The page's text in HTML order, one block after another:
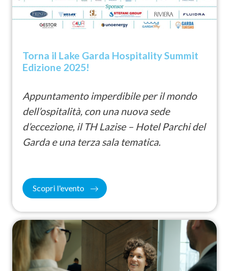
Torna il Lake Garda Hospitality Summit
Edizione 2025!
Appuntamento imperdibile per il mondo
dell’ospitalità, con una nuova sede
d’eccezione, il TH Lazise – Hotel Parchi del
Garda e una terza sala tematica.
Scopri l'evento